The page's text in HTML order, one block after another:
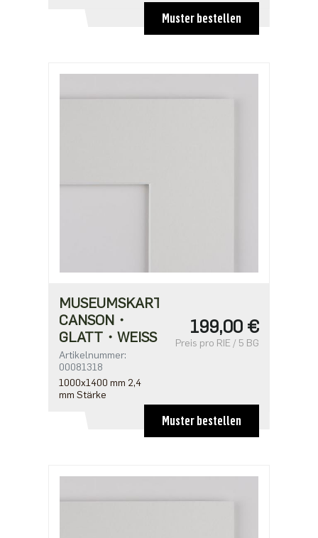
Muster bestellen
MUSEUMSKARTON
CANSON・
GLATT・WEISS
Artikelnummer:
00081318
1000x1400 mm 2,4
mm Stärke
199,00 €
Preis pro RIE / 5 BG
Muster bestellen